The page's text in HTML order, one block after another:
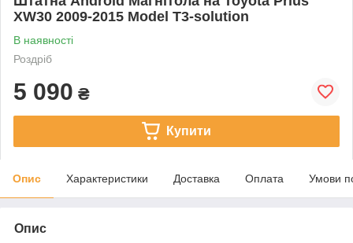
XW30 2009-2015 Model T3-solution
В наявності
Роздріб
5 090 ₴
Купити
Опис Характеристики Доставка Оплата Умови
Опис